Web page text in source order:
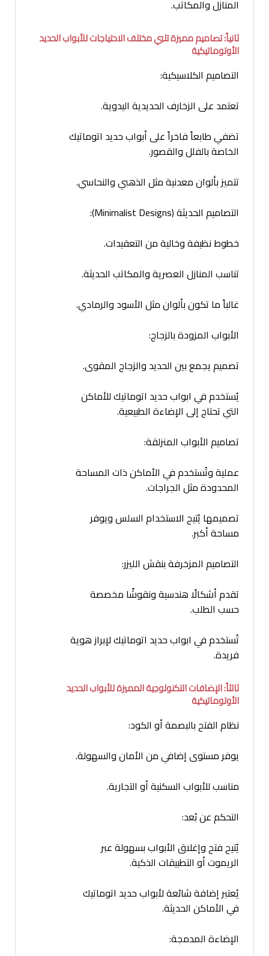
المنازل والمكاتب.
ثانياً: تصاميم مميزة تلبي مختلف الاحتياجات للأبواب الحديد
الأوتوماتيكية
التصاميم الكلاسيكية:
تعتمد على الزخارف الحديدية اليدوية.
تضفي طابعاً فاخراً على أبواب حديد اتوماتيك
الخاصة بالفلل والقصور.
تتميز بألوان معدنية مثل الذهبي والنحاسي.
التصاميم الحديثة (Minimalist Designs):
خطوط نظيفة وخالية من التعقيدات.
تناسب المنازل العصرية والمكاتب الحديثة.
غالباً ما تكون بألوان مثل الأسود والرمادي.
الأبواب المزودة بالزجاج:
تصميم يجمع بين الحديد والزجاج المقوى.
يُستخدم في ابواب حديد اتوماتيك للأماكن
التي تحتاج إلى الإضاءة الطبيعية.
تصاميم الأبواب المنزلقة:
عملية وتُستخدم في الأماكن ذات المساحة
المحدودة مثل الجراجات.
تصميمها يُتيح الاستخدام السلس ويوفر
مساحة أكبر.
التصاميم المزخرفة بنقش الليزر:
تقدم أشكالًا هندسية ونقوشًا مخصصة
حسب الطلب.
تُستخدم في ابواب حديد اتوماتيك لإبراز هوية
فريدة.
ثالثاً: الإضافات التكنولوجية المميزة للأبواب الحديد
الأوتوماتيكية
نظام الفتح بالبصمة أو الكود:
يوفر مستوى إضافي من الأمان والسهولة.
مناسب للأبواب السكنية أو التجارية.
التحكم عن بُعد:
يُتيح فتح وإغلاق الأبواب بسهولة عبر
الريموت أو التطبيقات الذكية.
يُعتبر إضافة شائعة لأبواب حديد اتوماتيك
في الأماكن الحديثة.
الإضاءة المدمجة: